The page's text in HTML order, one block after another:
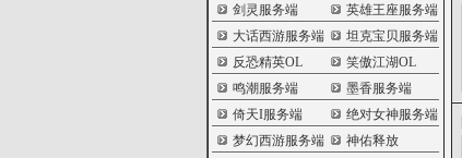
剑灵服务端
英雄王座服务端
大话西游服务端
坦克宝贝服务端
反恐精英OL
笑傲江湖OL
鸣潮服务端
墨香服务端
倚天I服务端
绝对女神服务端
梦幻西游服务端
神佑释放